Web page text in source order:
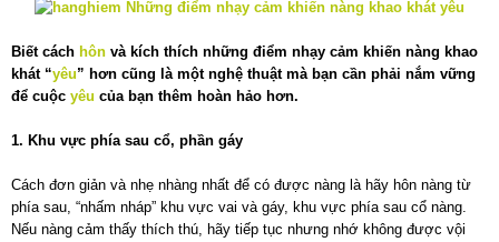
Biết cách hôn và kích thích những điểm nhạy cảm khiến nàng khao
khát “yêu” hơn cũng là một nghệ thuật mà bạn cần phải nắm vững
để cuộc yêu của bạn thêm hoàn hảo hơn.
1. Khu vực phía sau cổ, phần gáy
Cách đơn giản và nhẹ nhàng nhất để có được nàng là hãy hôn nàng từ
phía sau, “nhấm nháp” khu vực vai và gáy, khu vực phía sau cổ nàng.
Nếu nàng cảm thấy thích thú, hãy tiếp tục nhưng nhớ không được vội